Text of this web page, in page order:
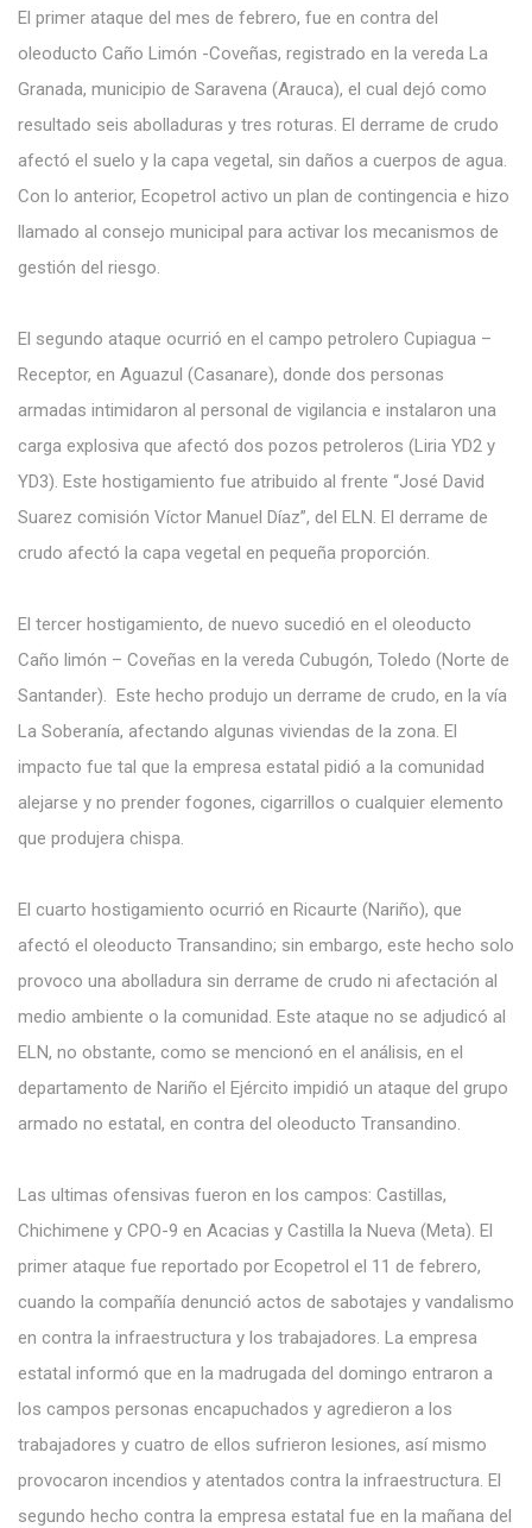
El primer ataque del mes de febrero, fue en contra del
oleoducto Caño Limón -Coveñas, registrado en la vereda La
Granada, municipio de Saravena (Arauca), el cual dejó como
resultado seis abolladuras y tres roturas. El derrame de crudo
afectó el suelo y la capa vegetal, sin daños a cuerpos de agua.
Con lo anterior, Ecopetrol activo un plan de contingencia e hizo
llamado al consejo municipal para activar los mecanismos de
gestión del riesgo.
El segundo ataque ocurrió en el campo petrolero Cupiagua –
Receptor, en Aguazul (Casanare), donde dos personas
armadas intimidaron al personal de vigilancia e instalaron una
carga explosiva que afectó dos pozos petroleros (Liria YD2 y
YD3). Este hostigamiento fue atribuido al frente “José David
Suarez comisión Víctor Manuel Díaz”, del ELN. El derrame de
crudo afectó la capa vegetal en pequeña proporción.
El tercer hostigamiento, de nuevo sucedió en el oleoducto
Caño limón – Coveñas en la vereda Cubugón, Toledo (Norte de
Santander). Este hecho produjo un derrame de crudo, en la vía
La Soberanía, afectando algunas viviendas de la zona. El
impacto fue tal que la empresa estatal pidió a la comunidad
alejarse y no prender fogones, cigarrillos o cualquier elemento
que produjera chispa.
El cuarto hostigamiento ocurrió en Ricaurte (Nariño), que
afectó el oleoducto Transandino; sin embargo, este hecho solo
provoco una abolladura sin derrame de crudo ni afectación al
medio ambiente o la comunidad. Este ataque no se adjudicó al
ELN, no obstante, como se mencionó en el análisis, en el
departamento de Nariño el Ejército impidió un ataque del grupo
armado no estatal, en contra del oleoducto Transandino.
Las ultimas ofensivas fueron en los campos: Castillas,
Chichimene y CPO-9 en Acacias y Castilla la Nueva (Meta). El
primer ataque fue reportado por Ecopetrol el 11 de febrero,
cuando la compañía denunció actos de sabotajes y vandalismo
en contra la infraestructura y los trabajadores. La empresa
estatal informó que en la madrugada del domingo entraron a
los campos personas encapuchados y agredieron a los
trabajadores y cuatro de ellos sufrieron lesiones, así mismo
provocaron incendios y atentados contra la infraestructura. El
segundo hecho contra la empresa estatal fue en la mañana del